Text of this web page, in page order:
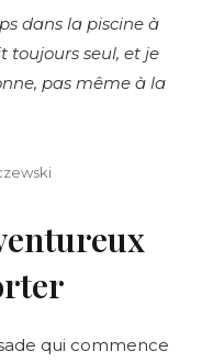
dans la piscine à
toujours seul, et je
pas même à la
qui commence